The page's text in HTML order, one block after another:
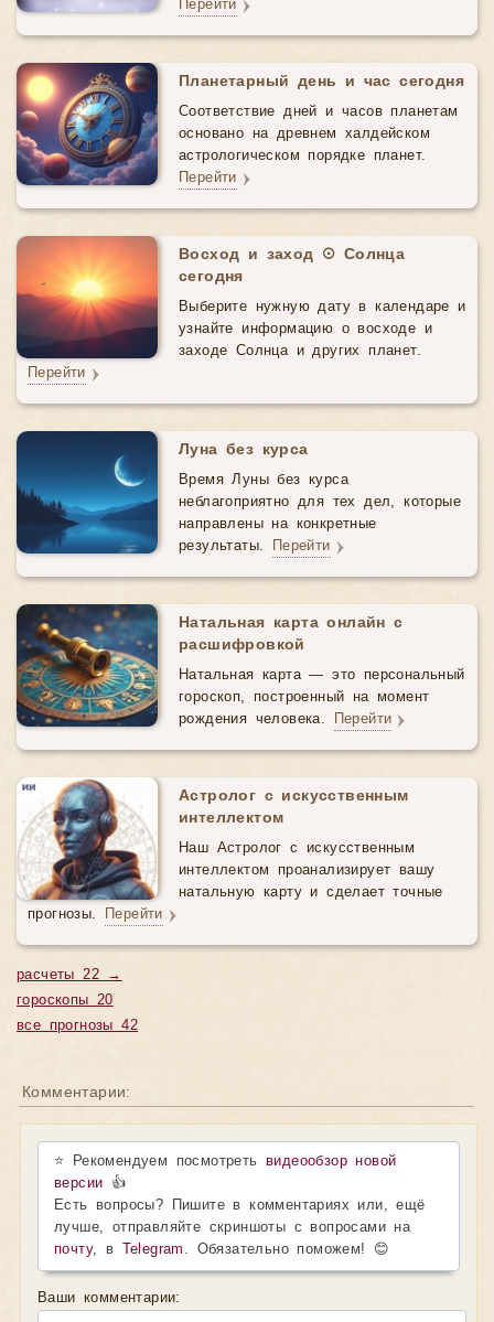
Перейти
Планетарный день и час сегодня
Соответствие дней и часов планетам
основано на древнем халдейском
астрологическом порядке планет.
Перейти
Восход и заход ☉ Солнца
сегодня
Выберите нужную дату в календаре и
узнайте информацию о восходе и
заходе Солнца и других планет.
Перейти
Луна без курса
Время Луны без курса
неблагоприятно для тех дел, которые
направлены на конкретные
результаты. Перейти
Натальная карта онлайн с
расшифровкой
Натальная карта — это персональный
гороскоп, построенный на момент
рождения человека. Перейти
Астролог с искусственным
интеллектом
Наш Астролог с искусственным
интеллектом проанализирует вашу
натальную карту и сделает точные
прогнозы. Перейти
расчеты 22 →
гороскопы 20
все прогнозы 42
Комментарии:
⭐ Рекомендуем посмотретьвидеообзор новой
версии 👍
Есть вопросы? Пишите в комментариях или, ещё
лучше, отправляйте скриншоты с вопросами на
почту, в Telegram . Обязательно поможем! 😊
Ваши комментарии: